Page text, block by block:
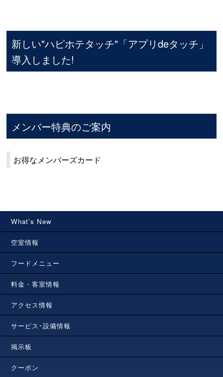
新しい"ハピホテタッチ"「アプリdeタッチ」
導入しました!
メンバー特典のご案内
お得なメンバーズカード
What's New
空室情報
フードメニュー
料金・客室情報
アクセス情報
サービス･設備情報
掲示板
クーポン